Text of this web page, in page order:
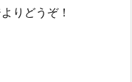
りどうぞ！